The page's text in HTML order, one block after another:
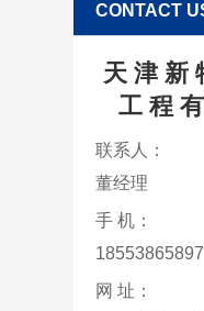
CONTACT
天津新
工程
联系人：
董经理
手 机：
18553865897
网 址：